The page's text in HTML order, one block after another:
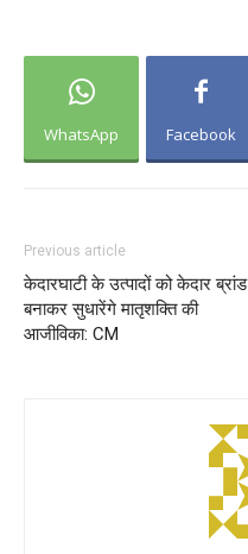
WhatsApp Facebook
Previous article
केदारघाटी के उत्पादों को केदार ब्रांड
बनाकर सुधारेंगे मातृशक्ति की
आजीविका: CM